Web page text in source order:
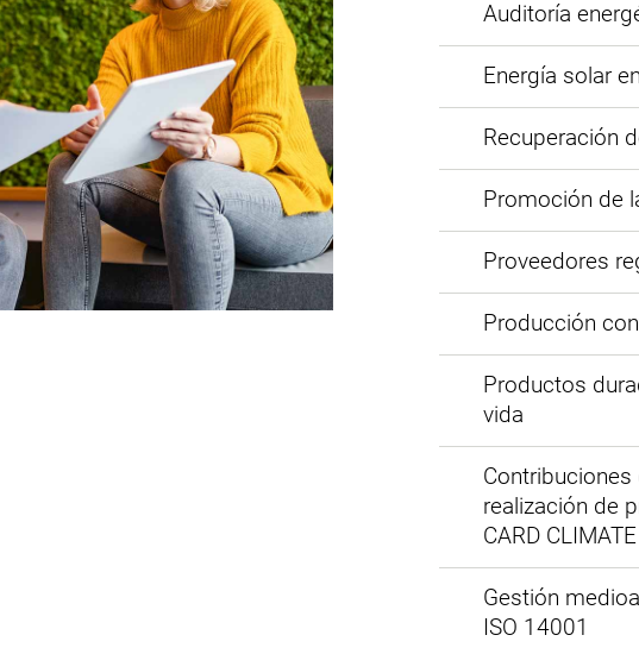
Auditoría
Energía solar
Recuperación
Promoción de
Proveedores
Producción
Productos
vida
realización de
CARD CLIMATE
Gestión
ISO 14001